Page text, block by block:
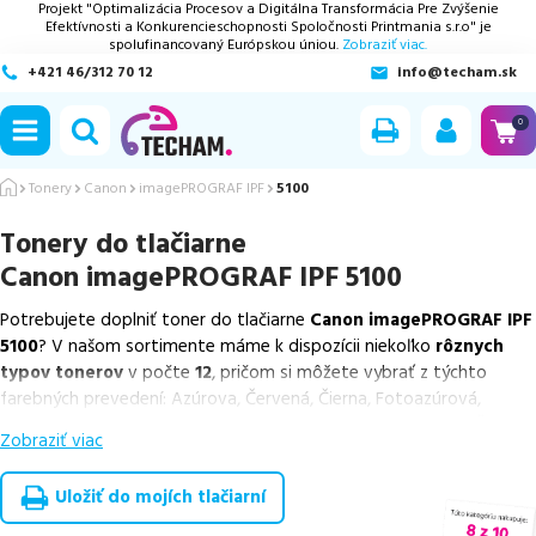
Projekt "Optimalizácia Procesov a Digitálna Transformácia Pre Zvýšenie
Efektívnosti a Konkurencieschopnosti Spoločnosti Printmania s.r.o" je
spolufinancovaný Európskou úniou. Zobraziť viac.
+421 46/312 70 12
info@techam.sk
0
Tonery Canon imagePROGRAF IPF 5100
Tonery do tlačiarne
Canon imagePROGRAF IPF 5100
Potrebujete doplniť toner do tlačiarne Canon imagePROGRAF IPF
5100? V našom sortimente máme k dispozícii niekoľko rôznych
typov tonerovv počte 12, pričom si môžete vybrať z týchto
farebných prevedení: Azúrova, Červená, Čierna, Fotoazúrová,
Zelená a Žltá.
Z uvedeného množstva dostupných náplní
výhodnejšie alternatívy, ktoré plne zachovávajú kvalitu tlače.
Zobraziť viac
Uložiť do mojích tlačiarní